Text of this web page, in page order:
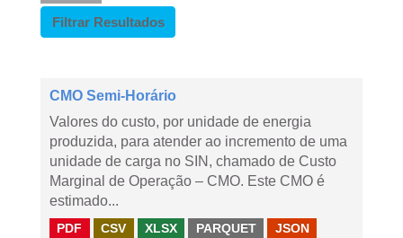
Filtrar Resultados
CMO Semi-Horário
Valores do custo, por unidade de energia
produzida, para atender ao incremento de uma
unidade de carga no SIN, chamado de Custo
Marginal de Operação – CMO. Este CMO é
estimado...
PDF CSV XLSX PARQUET JSON